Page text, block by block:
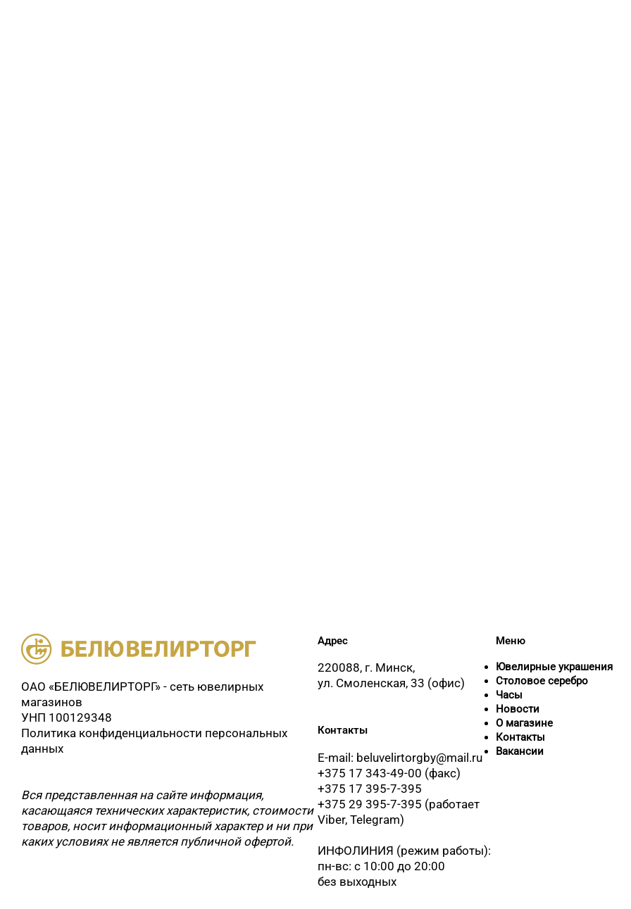
ОАО «БЕЛЮВЕЛИРТОРГ» - сеть ювелирных
магазинов
УНП 100129348
Политика конфиденциальности персональных
данных
Вся представленная на сайте информация,
касающаяся технических характеристик, стоимости
товаров, носит информационный характер и ни при
каких условиях не является публичной офертой.
Адрес
220088, г. Минск,
ул. Смоленская, 33 (офис)
Контакты
E-mail: beluvelirtorgby@mail.ru
+375 17 343-49-00 (факс)
+375 17 395-7-395
+375 29 395-7-395 (работает
Viber, Telegram)
ИНФОЛИНИЯ (режим работы):
пн-вс: с 10:00 до 20:00
без выходных
Меню
Ювелирные украшения
Столовое серебро
Часы
Новости
О магазине
Контакты
Вакансии